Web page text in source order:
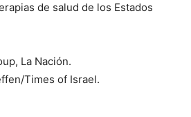
de salud de los Estados
La Nación.
Times of Israel.